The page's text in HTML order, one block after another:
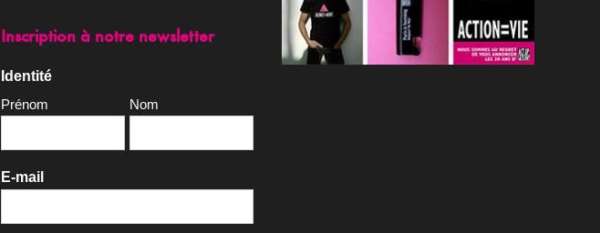
Inscription à notre newsletter
Identité
Prénom
Nom
E-mail